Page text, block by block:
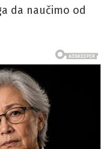
da naučimo od